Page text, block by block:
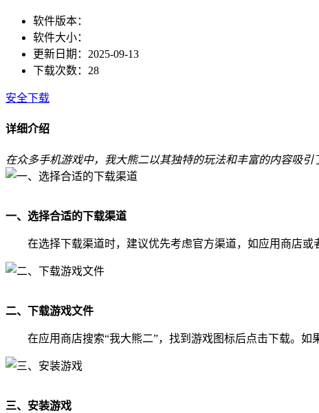
软件版本：
软件大小：
更新日期：2025-09-13
下载次数：28
安全下载
详细介绍
在众多手机游戏中，我大熊二以其独特的玩法和丰富的内容吸
一、选择合适的下载渠道
在选择下载渠道时，建议优先考虑官方渠道，如应用商店
二、下载游戏文件
在应用商店搜索“我大熊二”，找到游戏图标后点击下载。
三、安装游戏